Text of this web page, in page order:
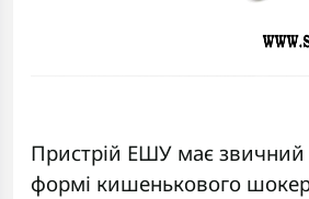
Пристрій ЕШУ має звичний
формі кишенькового